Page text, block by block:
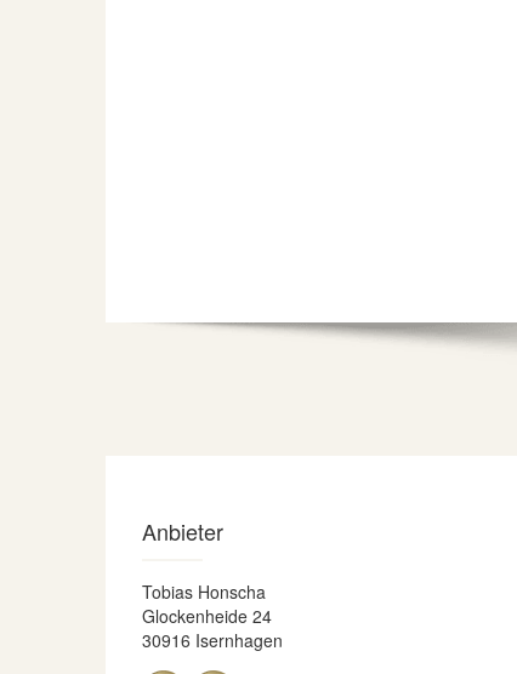
Anbieter
Tobias Honscha
Glockenheide 24
30916 Isernhagen